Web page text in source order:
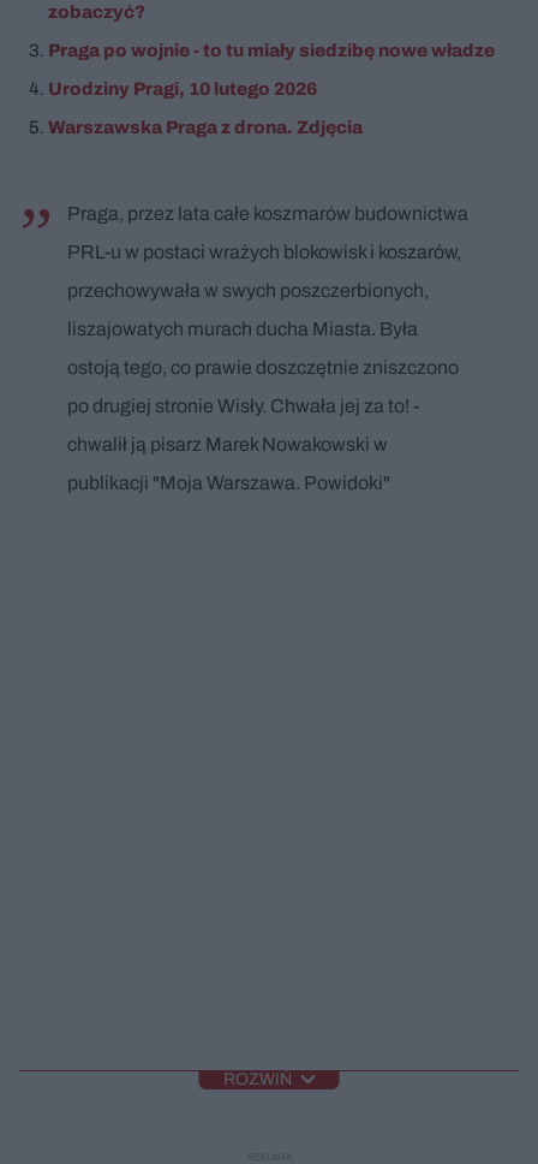
zobaczyć?
Praga po wojnie - to tu miały siedzibę nowe władze
Urodziny Pragi, 10 lutego 2026
Warszawska Praga z drona. Zdjęcia
Praga, przez lata całe koszmarów budownictwa
PRL-u w postaci wrażych blokowisk i koszarów,
przechowywała w swych poszczerbionych,
liszajowatych murach ducha Miasta. Była
ostoją tego, co prawie doszczętnie zniszczono
po drugiej stronie Wisły. Chwała jej za to! -
chwalił ją pisarz Marek Nowakowski w
publikacji "Moja Warszawa. Powidoki"
ROZWIŃ